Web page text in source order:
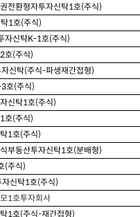
전환형자투자신탁1호(주식)
1호(주식)
자신탁K-1호(주식)
2호(주식)
신탁(주식-파생재간접형)
3호(주식)
신탁1호(주식)
1호(주식)
1호(주식)
부동산투자신탁1호(분배형)
(주식)
자신탁1호(주식)
1호투자회사
1호(주식-재간접형)